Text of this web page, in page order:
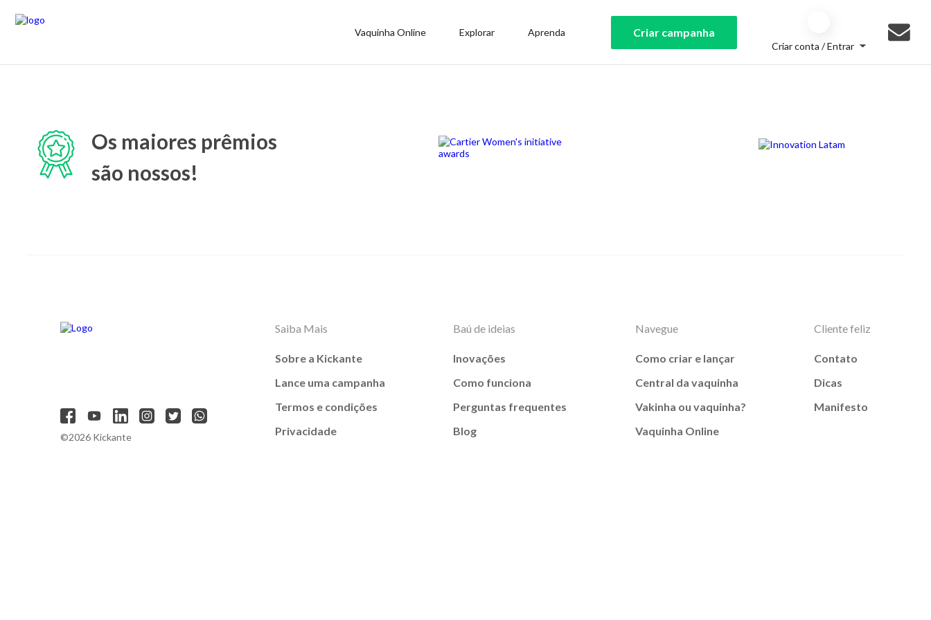
Vaquinha Online Explorar Aprenda Criar campanha
Criar conta / Entrar
Os maiores prêmios
são nossos!
©2026 Kickante
Saiba Mais
Sobre a Kickante
Lance uma campanha
Termos e condições
Privacidade
Baú de ideias
Inovações
Como funciona
Perguntas frequentes
Blog
Navegue
Como criar e lançar
Central da vaquinha
Vakinha ou vaquinha?
Vaquinha Online
Cliente feliz
Contato
Dicas
Manifesto